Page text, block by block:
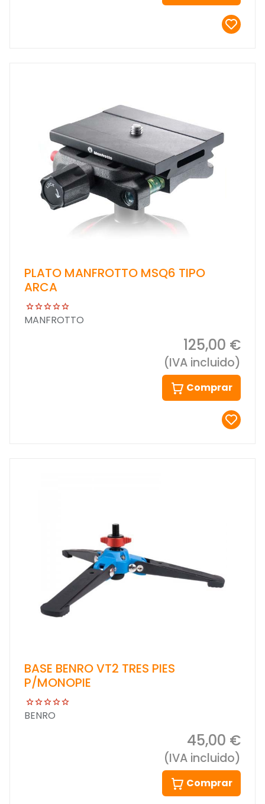
PLATO MANFROTTO MSQ6 TIPO
ARCA
MANFROTTO
125,00 €
(IVA incluido)
Comprar
BASE BENRO VT2 TRES PIES
P/MONOPIE
BENRO
45,00 €
(IVA incluido)
Comprar